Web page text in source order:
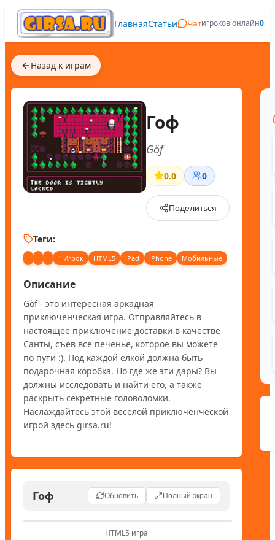
ГлавнаяСтатьи Чатигроков онлайн0
Назад к играм
Гоф
Göf
0.0 0
Поделиться
Теги:
1 Игрок HTML5 iPad iPhone Мобильные
Описание
Göf - это интересная аркадная
приключенческая игра. Отправляйтесь в
настоящее приключение доставки в качестве
Санты, съев все печенье, которое вы можете
по пути :). Под каждой елкой должна быть
подарочная коробка. Но где же эти дары? Вы
должны исследовать и найти его, а также
раскрыть секретные головоломки.
Наслаждайтесь этой веселой приключенческой
игрой здесь girsa.ru!
Гоф Обновить Полный экран
HTML5 игра